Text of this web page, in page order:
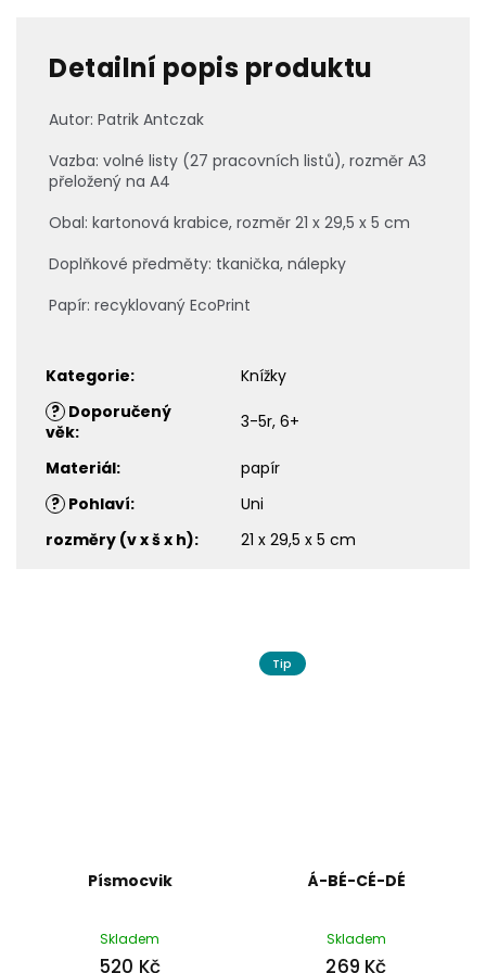
Detailní popis produktu
Autor: Patrik Antczak
Vazba: volné listy (27 pracovních listů), rozměr A3
přeložený na A4
Obal: kartonová krabice, rozměr 21 x 29,5 x 5 cm
Doplňkové předměty: tkanička, nálepky
Papír: recyklovaný EcoPrint
Kategorie:
Knížky
? Doporučený
věk: 3-5r, 6+
Materiál:
papír
? Pohlaví:
Uni
rozměry (v x š x h): 21 x 29,5 x 5 cm
Písmocvik
Skladem
520 Kč
Tip
Á-BÉ-CÉ-DÉ
Skladem
269 Kč